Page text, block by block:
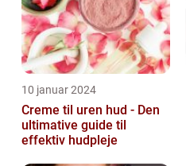
10 januar 2024
Creme til uren hud - Den
ultimative guide til
effektiv hudpleje